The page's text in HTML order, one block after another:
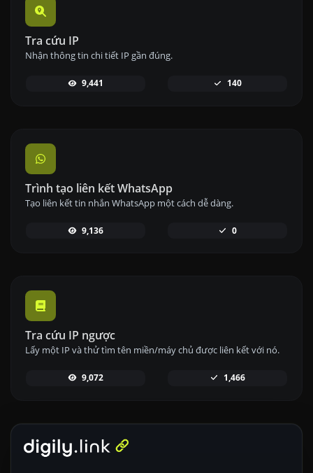
Tra cứu IP
Nhận thông tin chi tiết IP gần đúng.
9,441 140
Trình tạo liên kết WhatsApp
Tạo liên kết tin nhắn WhatsApp một cách dễ dàng.
9,136 0
Tra cứu IP ngược
Lấy một IP và thử tìm tên miền/máy chủ được liên kết với nó.
9,072 1,466